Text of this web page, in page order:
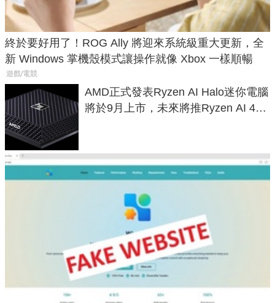
終於要好用了！ROG Ally 將迎來系統級重大更新，全
新 Windows 掌機殼模式讓操作就像 Xbox 一樣順暢
遊戲/電競
AMD正式發表Ryzen AI Halo迷你電腦
將於9月上市，未來將推Ryzen AI 400